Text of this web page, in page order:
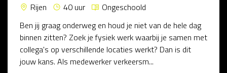
Rijen 40 uur
Ongeschoold
Ben jij graag onderweg en houd je niet van de hele dag
binnen zitten? Zoek je fysiek werk waarbij je samen met
collega's op verschillende locaties werkt? Dan is dit
jouw kans. Als medewerker verkeersm...